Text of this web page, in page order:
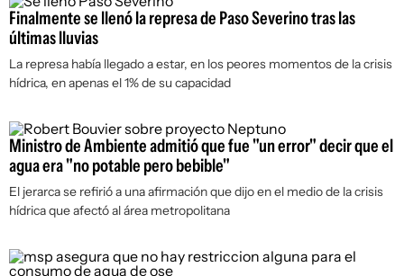
Finalmente se llenó la represa de Paso Severino tras las
últimas lluvias
La represa había llegado a estar, en los peores momentos de la crisis
hídrica, en apenas el 1% de su capacidad
Ministro de Ambiente admitió que fue "un error" decir que el
agua era "no potable pero bebible"
El jerarca se refirió a una afirmación que dijo en el medio de la crisis
hídrica que afectó al área metropolitana